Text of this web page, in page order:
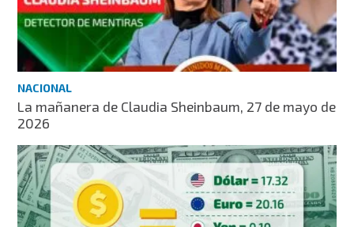
NACIONAL
La mañanera de Claudia Sheinbaum, 27 de mayo de
2026